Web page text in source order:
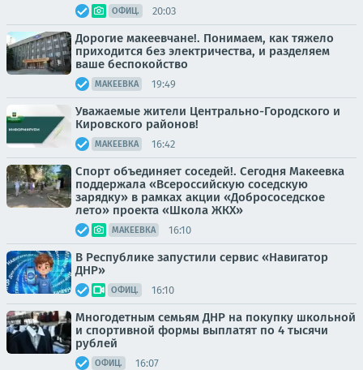
ОФИЦ. 20:03
Дорогие макеевчане!. Понимаем, как тяжело
приходится без электричества, и разделяем
ваше беспокойство
МАКЕЕВКА 19:49
Уважаемые жители Центрально-Городского и
Кировского районов!
МАКЕЕВКА 16:42
Спорт объединяет соседей!. Сегодня Макеевка
поддержала «Всероссийскую соседскую
зарядку» в рамках акции «Добрососедское
лето» проекта «Школа ЖКХ»
МАКЕЕВКА 16:10
В Республике запустили сервис «Навигатор
ДНР»
ОФИЦ. 16:10
Многодетным семьям ДНР на покупку школьной
и спортивной формы выплатят по 4 тысячи
рублей
ОФИЦ. 16:07